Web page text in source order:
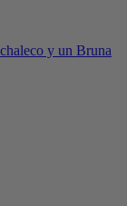
y un Bruna